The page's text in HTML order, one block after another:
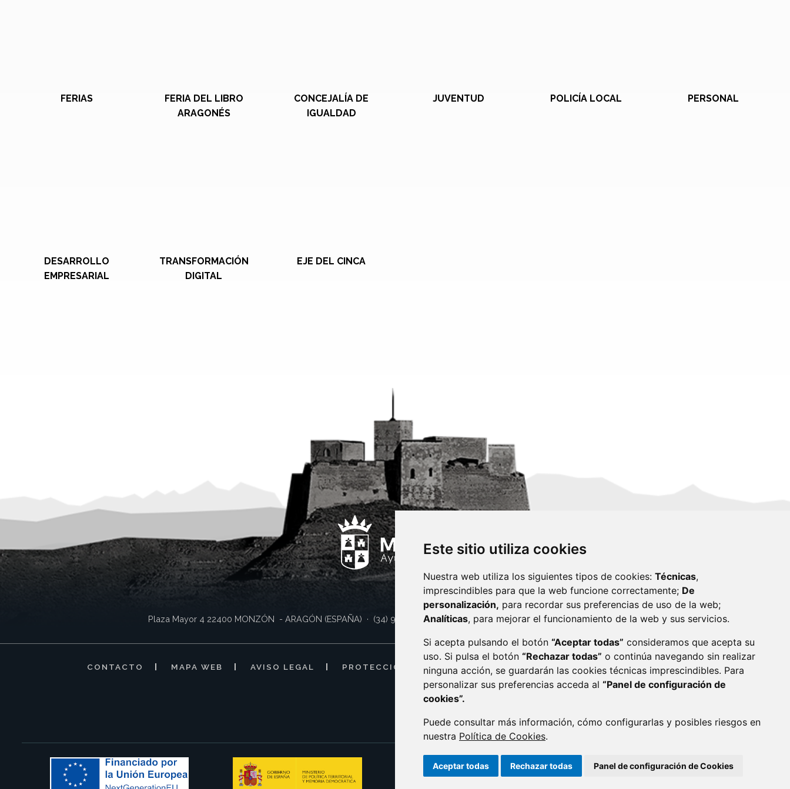
Este sitio utiliza cookies
Nuestra web utiliza los siguientes tipos de cookies: Técnicas,
imprescindibles para que la web funcione correctamente; De
personalización, para recordar sus preferencias de uso de la web;
Analíticas, para mejorar el funcionamiento de la web y sus servicios.
Si acepta pulsando el botón “Aceptar todas” consideramos que acepta su
uso. Si pulsa el botón “Rechazar todas” o continúa navegando sin realizar
ninguna acción, se guardarán las cookies técnicas imprescindibles. Para
personalizar sus preferencias acceda al “Panel de configuración de
cookies”.
Puede consultar más información, cómo configurarlas y posibles riesgos en
nuestra Política de Cookies.
Aceptar todas Rechazar todas Panel de configuración de Cookies
FERIAS
FERIA DEL LIBRO
ARAGONÉS
CONCEJALÍA DE
IGUALDAD
JUVENTUD POLICÍA LOCAL PERSONAL
DESARROLLO
EMPRESARIAL
TRANSFORMACIÓN
DIGITAL
EJE DEL CINCA
Plaza Mayor 4 22400 MONZÓN - ARAGÓN (ESPAÑA) · (34) 974 400 700 ·sac@monzon.es monzon.es
CONTACTO MAPA WEB AVISO LEGAL PROTECCIÓN DE DATOS POLÍTICA DE COOKIES
ACCESIBILIDAD